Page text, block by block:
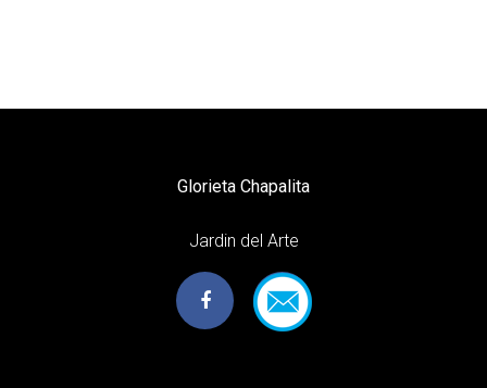
Glorieta Chapalita
Jardin del Arte